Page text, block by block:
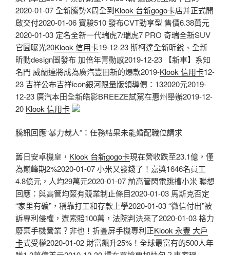
2020-01-07 全新騰勢X周全到Klook 台新gogo卡店并正式開
啟交付2020-01-06 寶駿510 發布CVT勁享型 售價6.38萬元
2020-01-03 ​定名全新一代瑞虎7/瑞虎7 PRO 奇瑞全新SUV
官圖曝光20Klook 信用卡19-12-23 斯柯達全新昕銳、全新
昕動design圖發布 加倍年青動感2019-12-23 【新車】系知
名門 威蘭達將成為廣汽豐田新的爆款2019-Klook 信用卡12-
23 吉祥公布吉祥icon銀河限量版領導價：132020元2019-
12-23 ​廣汽本田全新皓影BREEZE試駕在惠州舉辦2019-12-
20 Klook 信用卡
騰訊回應“暴力裁人”：任務結果未能婚配職位請求
舊日安卓機皇， Klook 台新gogo卡現在營收跌至23.1億，僅
為巔峰期2%2020-01-07 小米又發錢了！嘉獎1646名員工
4.8億元，人均29萬元2020-01-07 前高管閃電跳槽小米 聯想
回應：與高管均簽有競業制止條目2020-01-03 馬斯克否定
“家里有礦”，稱靠打工和存款上學2020-01-03 “微信付出”被
訴專利侵權，遭索賠100萬，法院判決來了2020-01-03 格力
廢棄手機營業？非也！折疊屏手機專利正Klook 永豐 大戶
卡式受權2020-01-02 財富飆升25%！全球最富有的500人年